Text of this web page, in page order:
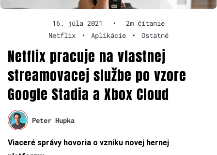
16. júla 2021 •
2m čítanie
Netflix
• Aplikácie • Ostatné
Netflix pracuje na vlastnej
streamovacej službe po vzore
Google Stadia a Xbox Cloud
Peter Hupka
Viaceré správy hovoria o vzniku novej hernej